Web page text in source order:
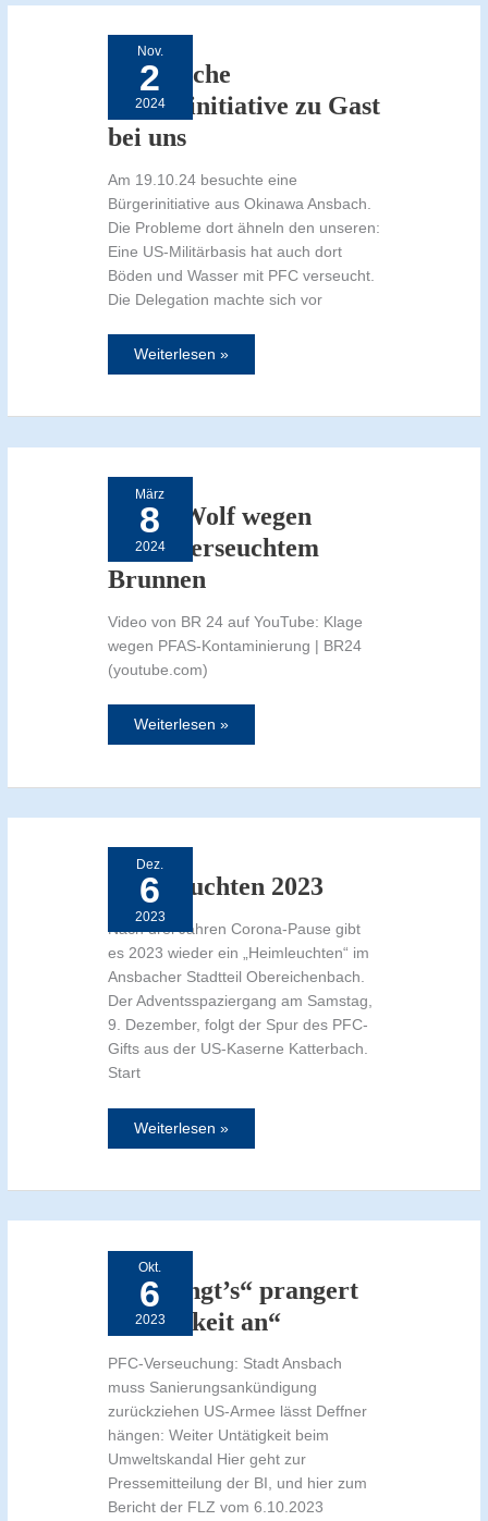
Nov.
2
2024
Japanische
Bürgerinitiative zu Gast
bei uns
Am 19.10.24 besuchte eine
Bürgerinitiative aus Okinawa Ansbach.
Die Probleme dort ähneln den unseren:
Eine US-Militärbasis hat auch dort
Böden und Wasser mit PFC verseucht.
Die Delegation machte sich vor
Japanische
zu
Gast
bei
uns
Weiterlesen »
März
8
2024
Klage Wolf wegen
PFAS verseuchtem
Brunnen
Video von BR 24 auf YouTube: Klage
wegen PFAS-Kontaminierung | BR24
(youtube.com)
wegen
PFAS
verseuchtem
Brunnen
Weiterlesen »
Dez.
6
2023
Heimleuchten 2023
Nach drei Jahren Corona-Pause gibt
es 2023 wieder ein „Heimleuchten“ im
Ansbacher Stadtteil Obereichenbach.
Der Adventsspaziergang am Samstag,
9. Dezember, folgt der Spur des PFC-
Gifts aus der US-Kaserne Katterbach.
Start
Weiterlesen »
Okt.
6
2023
„Etz langt’s“ prangert
Untätigkeit an“
PFC-Verseuchung: Stadt Ansbach
muss Sanierungsankündigung
zurückziehen US-Armee lässt Deffner
hängen: Weiter Untätigkeit beim
Umweltskandal Hier geht zur
Pressemitteilung der BI, und hier zum
Bericht der FLZ vom 6.10.2023
prangert
Untätigkeit
an“